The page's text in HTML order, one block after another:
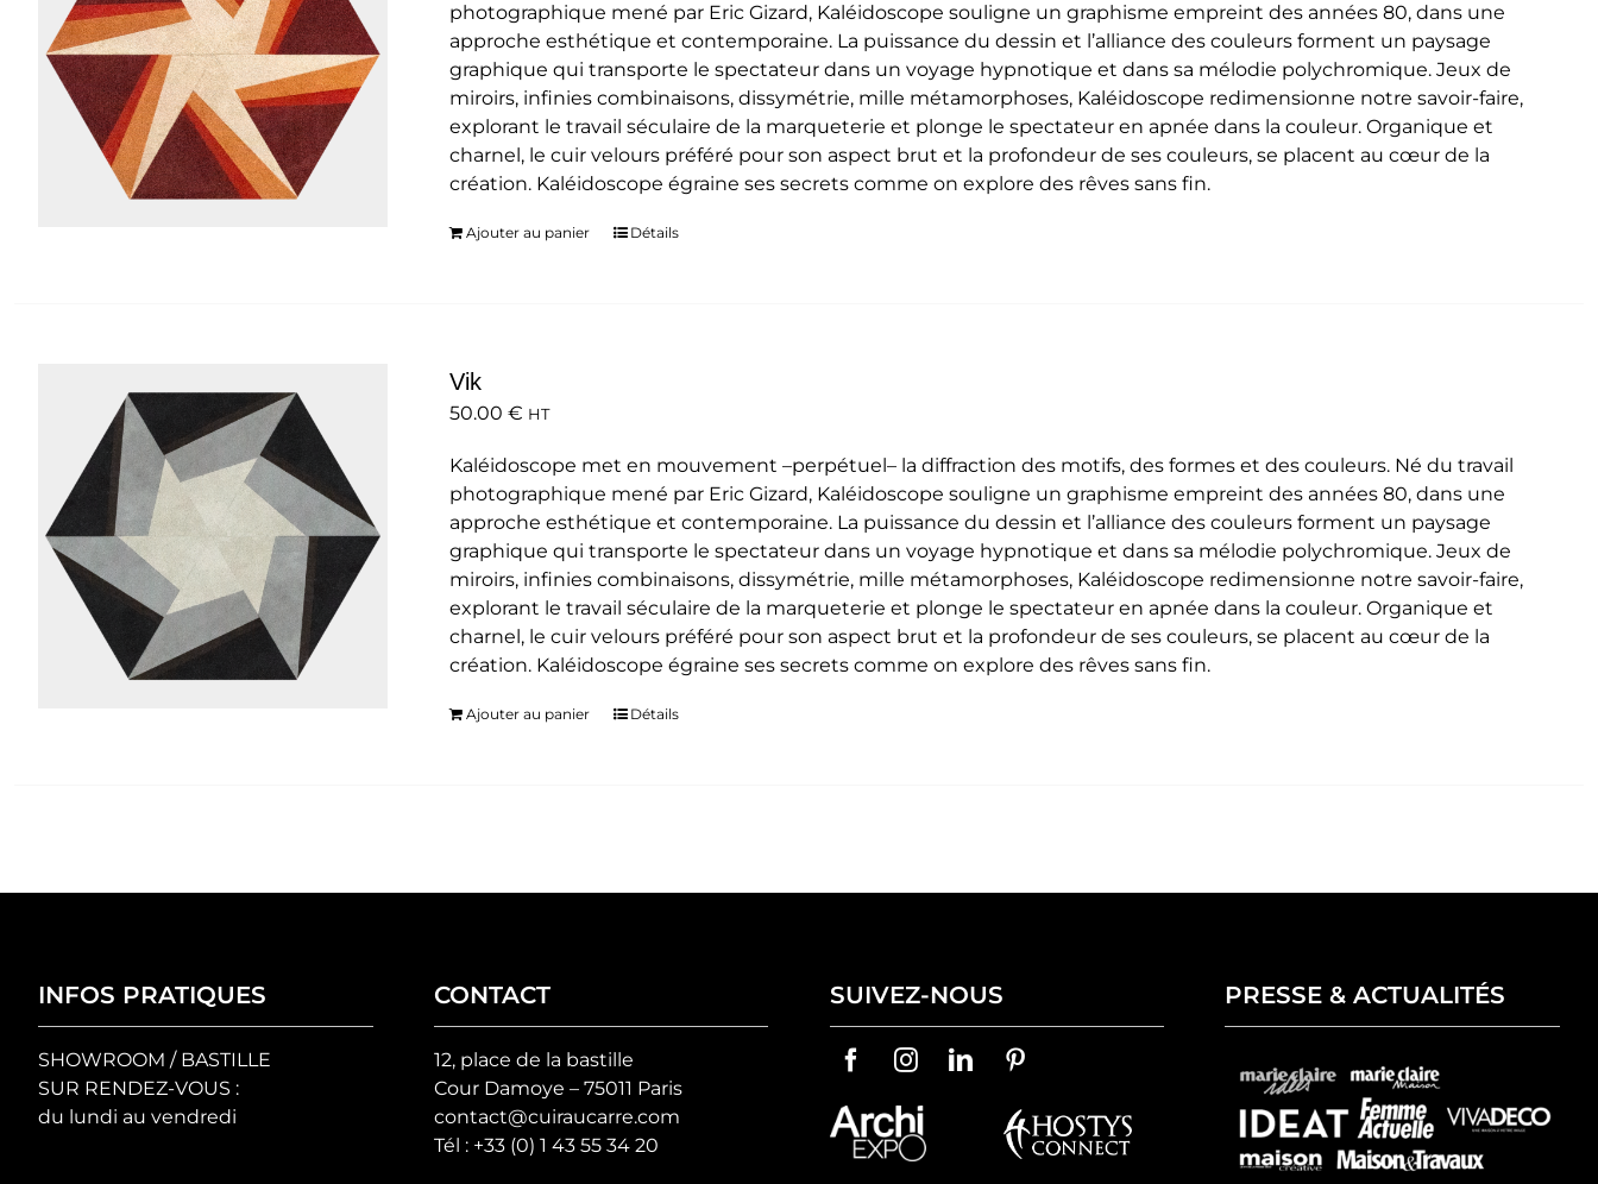
photographique mené par Eric Gizard, Kaléidoscope souligne un graphisme empreint des années 80, dans une
approche esthétique et contemporaine. La puissance du dessin et l’alliance des couleurs forment un paysage
graphique qui transporte le spectateur dans un voyage hypnotique et dans sa mélodie polychromique. Jeux de
miroirs, infinies combinaisons, dissymétrie, mille métamorphoses, Kaléidoscope redimensionne notre savoir-faire,
explorant le travail séculaire de la marqueterie et plonge le spectateur en apnée dans la couleur. Organique et
charnel, le cuir velours préféré pour son aspect brut et la profondeur de ses couleurs, se placent au cœur de la
création. Kaléidoscope égraine ses secrets comme on explore des rêves sans fin.
Ajouter au panier Détails
Vik
50.00 € HT
Kaléidoscope met en mouvement –perpétuel– la diffraction des motifs, des formes et des couleurs. Né du travail
photographique mené par Eric Gizard, Kaléidoscope souligne un graphisme empreint des années 80, dans une
approche esthétique et contemporaine. La puissance du dessin et l’alliance des couleurs forment un paysage
graphique qui transporte le spectateur dans un voyage hypnotique et dans sa mélodie polychromique. Jeux de
miroirs, infinies combinaisons, dissymétrie, mille métamorphoses, Kaléidoscope redimensionne notre savoir-faire,
explorant le travail séculaire de la marqueterie et plonge le spectateur en apnée dans la couleur. Organique et
charnel, le cuir velours préféré pour son aspect brut et la profondeur de ses couleurs, se placent au cœur de la
création. Kaléidoscope égraine ses secrets comme on explore des rêves sans fin.
Ajouter au panier Détails
INFOS PRATIQUES
SHOWROOM / BASTILLE
SUR RENDEZ-VOUS :
du lundi au vendredi
CONTACT
12, place de la bastille
Cour Damoye – 75011 Paris
contact@cuiraucarre.com
Tél : +33 (0) 1 43 55 34 20
SUIVEZ-NOUS PRESSE & ACTUALITÉS